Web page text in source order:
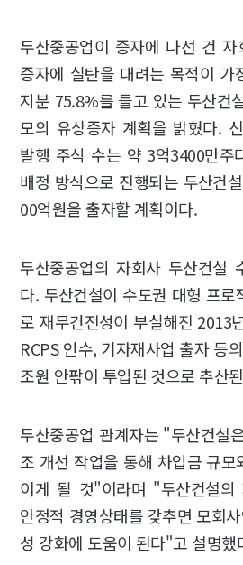
두산중공업이 증자에 나선 건
증자에 실탄을 대려는 목적이 가
지분 75.8%를 들고 있는 두산건
모의 유상증자 계획을 밝혔다.
발행 주식 수는 약 3억3400만주
배정 방식으로 진행되는 두산건
00억원을 출자할 계획이다.
두산중공업의 자회사 두산건설
다. 두산건설이 수도권 대형 프
로 재무건전성이 부실해진 2013
RCPS 인수, 기자재사업 출자 등
조원 안팎이 투입된 것으로 추산
두산중공업 관계자는 "두산건설
조 개선 작업을 통해 차입금 규
이게 될 것"이라며 "두산건설의
안정적 경영상태를 갖추면 모회
성 강화에 도움이 된다"고 설명했